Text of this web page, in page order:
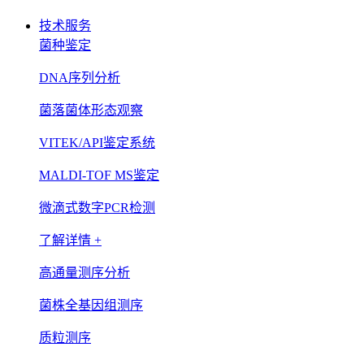
技术服务
菌种鉴定
DNA序列分析
菌落菌体形态观察
VITEK/API鉴定系统
MALDI-TOF MS鉴定
微滴式数字PCR检测
了解详情 +
高通量测序分析
菌株全基因组测序
质粒测序